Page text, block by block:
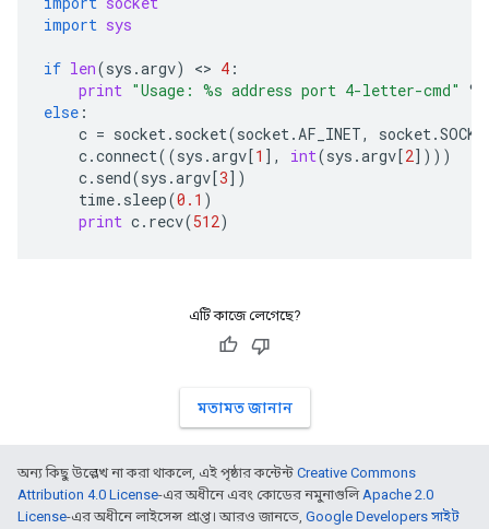
import sys
if len(sys .argv) <> 4 :
print "Usage: %s address port 4-letter-cmd" %
else :
c = socket. socket(socket.AF_INET, socket.
c.connect((sys .argv[1 ], int(sys .argv[2])))
c. send(sys .argv[3])
time. sleep(0.1 )
print c. recv(512)
এটি কাজে লেগেছে?
মতামত জানান
অন্য কিছু উল্লেখ না করা থাকলে, এই পৃষ্ঠার কন্টেন্ট Creative Commons
Attribution 4.0 License-এর অধীনে এবং কোডের নমুনাগুলিApache 2.0
License-এর অধীনে লাইসেন্স প্রাপ্ত। আরও জানতে, Google Developers সাইট